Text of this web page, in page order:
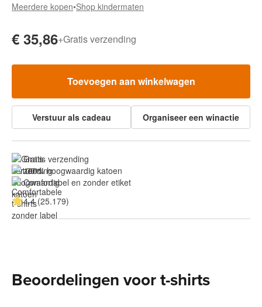
Meerdere kopen•Shop kindermaten
€ 35,86+Gratis verzending
Toevoegen aan winkelwagen
Verstuur als cadeau Organiseer een winactie
Gratis verzending
100% hoogwaardig katoen
Comfortabel en zonder etiket
4.4 (25.179)
Beoordelingen voor t-shirts